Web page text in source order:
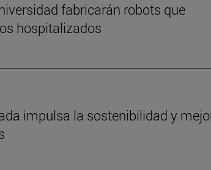
fabricarán robots que
hospitalizados
impulsa la sostenibilidad y